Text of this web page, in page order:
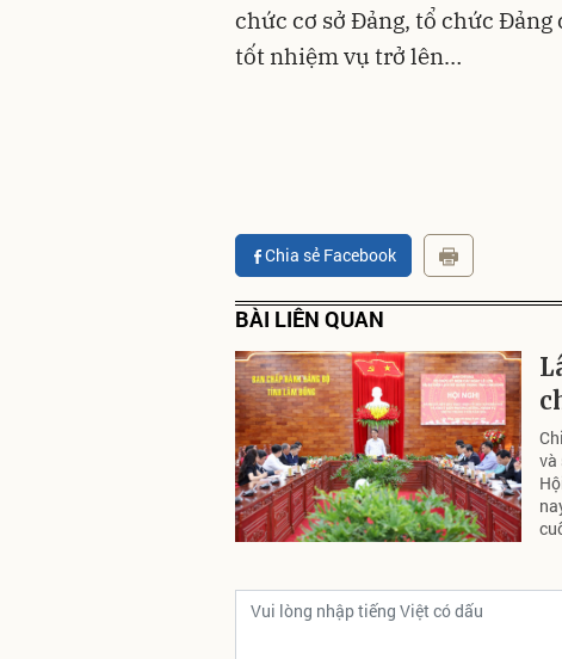
chức cơ sở Đảng, tổ chức
tốt nhiệm vụ trở lên…
Chia sẻ Facebook
BÀI LIÊN QUAN
và